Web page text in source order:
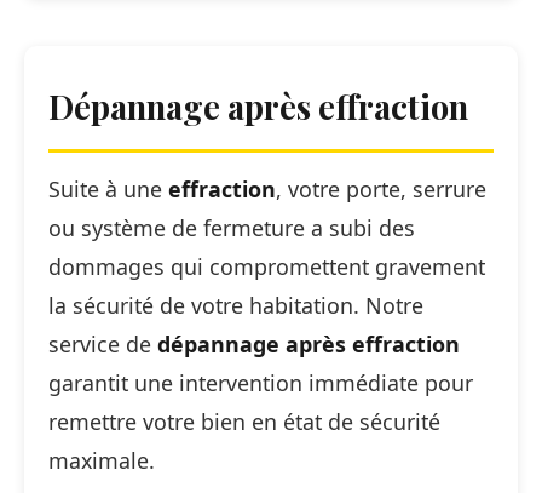
Dépannage après effraction
Suite à une effraction, votre porte, serrure
ou système de fermeture a subi des
dommages qui compromettent gravement
la sécurité de votre habitation. Notre
service de dépannage après effraction
garantit une intervention immédiate pour
remettre votre bien en état de sécurité
maximale.